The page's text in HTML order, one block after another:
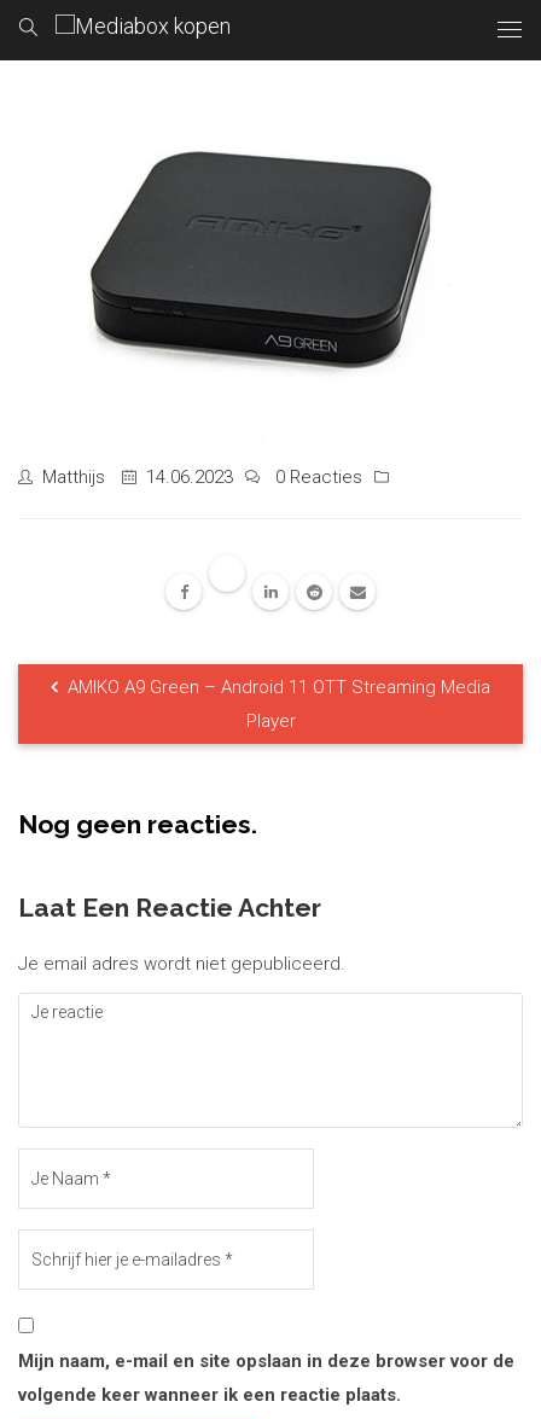
Matthijs 14.06.2023 0 Reacties
AMIKO A9 Green – Android 11 OTT Streaming Media
Player
Nog geen reacties.
Laat Een Reactie Achter
Je email adres wordt niet gepubliceerd.
Mijn naam, e-mail en site opslaan in deze browser voor de
volgende keer wanneer ik een reactie plaats.